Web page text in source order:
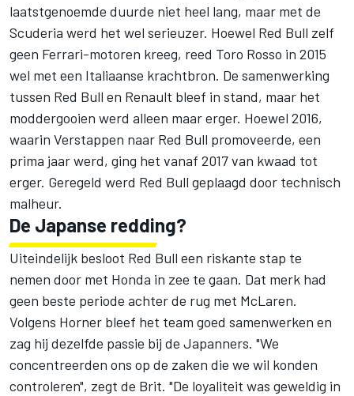
laatstgenoemde duurde niet heel lang, maar met de
Scuderia werd het wel serieuzer. Hoewel Red Bull zelf
geen Ferrari-motoren kreeg, reed Toro Rosso in 2015
wel met een Italiaanse krachtbron. De samenwerking
tussen Red Bull en Renault bleef in stand, maar het
moddergooien werd alleen maar erger. Hoewel 2016,
waarin Verstappen naar Red Bull promoveerde, een
prima jaar werd, ging het vanaf 2017 van kwaad tot
erger. Geregeld werd Red Bull geplaagd door technisch
malheur.
De Japanse redding?
Uiteindelijk besloot Red Bull een riskante stap te
nemen door met Honda in zee te gaan. Dat merk had
geen beste periode achter de rug met McLaren.
Volgens Horner bleef het team goed samenwerken en
zag hij dezelfde passie bij de Japanners. "We
concentreerden ons op de zaken die we wil konden
controleren", zegt de Brit. "De loyaliteit was geweldig in